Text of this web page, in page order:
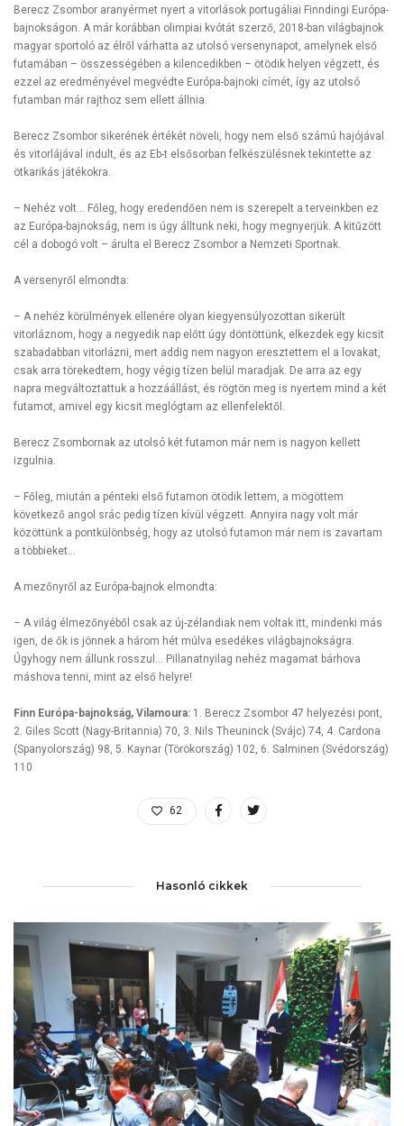
Berecz Zsombor aranyérmet nyert a vitorlások portugáliai Finndingi Európa-
bajnokságon. A már korábban olimpiai kvótát szerző, 2018-ban világbajnok
magyar sportoló az élről várhatta az utolsó versenynapot, amelynek első
futamában – összességében a kilencedikben – ötödik helyen végzett, és
ezzel az eredményével megvédte Európa-bajnoki címét, így az utolsó
futamban már rajthoz sem ellett állnia.
Berecz Zsombor sikerének értékét növeli, hogy nem első számú hajójával
és vitorlájával indult, és az Eb-t elsősorban felkészülésnek tekintette az
ötkarikás játékokra.
– Nehéz volt… Főleg, hogy eredendően nem is szerepelt a terveinkben ez
az Európa-bajnokság, nem is úgy álltunk neki, hogy megnyerjük. A kitűzött
cél a dobogó volt – árulta el Berecz Zsombor a Nemzeti Sportnak.
A versenyről elmondta:
– A nehéz körülmények ellenére olyan kiegyensúlyozottan sikerült
vitorláznom, hogy a negyedik nap előtt úgy döntöttünk, elkezdek egy kicsit
szabadabban vitorlázni, mert addig nem nagyon eresztettem el a lovakat,
csak arra törekedtem, hogy végig tízen belül maradjak. De arra az egy
napra megváltoztattuk a hozzáállást, és rögtön meg is nyertem mind a két
futamot, amivel egy kicsit meglógtam az ellenfelektől.
Berecz Zsombornak az utolsó két futamon már nem is nagyon kellett
izgulnia.
– Főleg, miután a pénteki első futamon ötödik lettem, a mögöttem
következő angol srác pedig tízen kívül végzett. Annyira nagy volt már
közöttünk a pontkülönbség, hogy az utolsó futamon már nem is zavartam
a többieket…
A mezőnyről az Európa-bajnok elmondta:
– A világ élmezőnyéből csak az új-zélandiak nem voltak itt, mindenki más
igen, de ők is jönnek a három hét múlva esedékes világbajnokságra.
Úgyhogy nem állunk rosszul… Pillanatnyilag nehéz magamat bárhova
máshova tenni, mint az első helyre!
Finn Európa-bajnokság, Vilamoura: 1. Berecz Zsombor 47 helyezési pont,
2. Giles Scott (Nagy-Britannia) 70, 3. Nils Theuninck (Svájc) 74, 4. Cardona
(Spanyolország) 98, 5. Kaynar (Törökország) 102, 6. Salminen (Svédország)
110
62
Hasonló cikkek